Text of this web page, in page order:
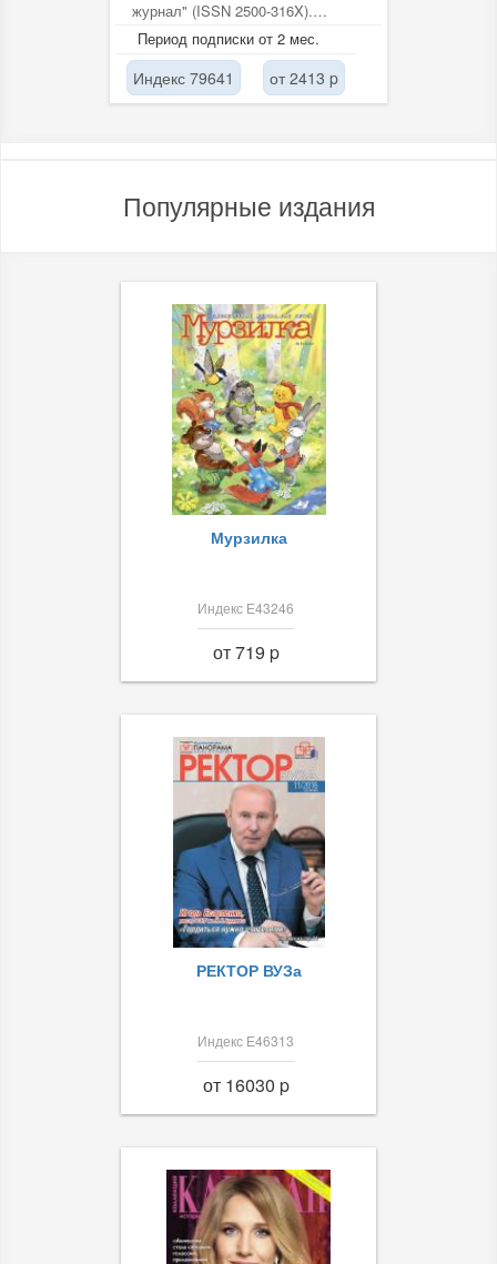
журнал" (ISSN 2500-316X).
Публикует обзоры и статьи по...
Период подписки от 2 мес.
Индекс 79641 от 2413 p
Популярные издания
Мурзилка
Индекс Е43246
от 719 p
РЕКТОР ВУЗа
Индекс Е46313
от 16030 p